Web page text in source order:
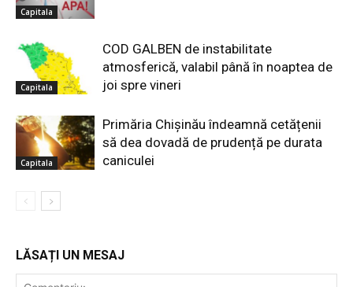
Capitala
Capitala
COD GALBEN de instabilitate
atmosferică, valabil până în noaptea de
joi spre vineri
Capitala
Primăria Chișinău îndeamnă cetățenii
să dea dovadă de prudență pe durata
caniculei
LĂSAȚI UN MESAJ